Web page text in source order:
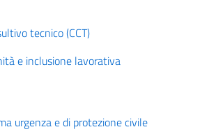
tecnico (CCT)
e inclusione lavorativa
urgenza e di protezione civile